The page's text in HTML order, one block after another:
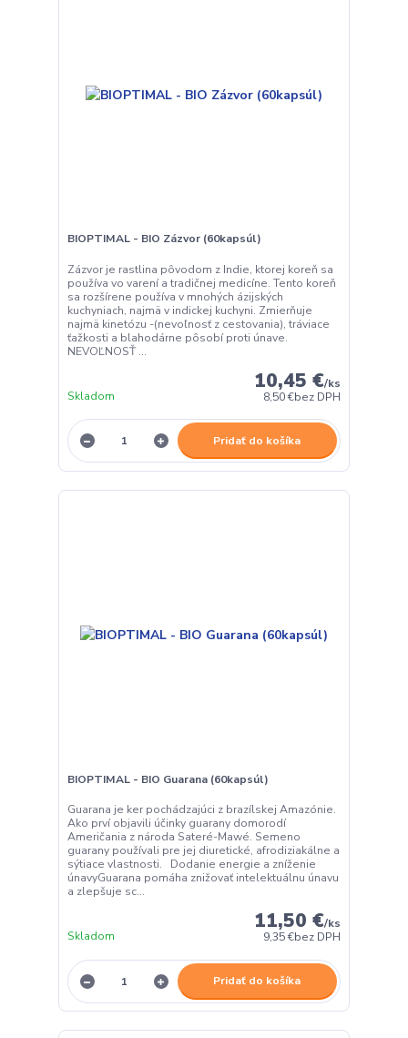
BIOPTIMAL - BIO Zázvor (60kapsúl)
Zázvor je rastlina pôvodom z Indie, ktorej koreň sa
používa vo varení a tradičnej medicíne. Tento koreň
sa rozšírene používa v mnohých ázijských
kuchyniach, najmä v indickej kuchyni. Zmierňuje
najmä kinetózu -(nevoľnosť z cestovania), tráviace
ťažkosti a blahodárne pôsobí proti únave.
NEVOĽNOSŤ ...
10,45 €/ks
8,50 €bez DPH
Skladom
Pridať do košíka
BIOPTIMAL - BIO Guarana (60kapsúl)
Guarana je ker pochádzajúci z brazílskej Amazónie.
Ako prví objavili účinky guarany domorodí
Američania z národa Sateré-Mawé. Semeno
guarany používali pre jej diuretické, afrodiziakálne a
sýtiace vlastnosti. Dodanie energie a zníženie
únavyGuarana pomáha znižovať intelektuálnu únavu
a zlepšuje sc...
11,50 €/ks
9,35 €bez DPH
Skladom
Pridať do košíka